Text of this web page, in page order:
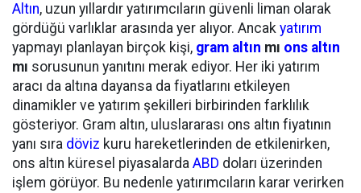
Altın, uzun yıllardır yatırımcıların güvenli liman olarak
gördüğü varlıklar arasında yer alıyor. Ancak yatırım
yapmayı planlayan birçok kişi, gram altın mı ons altın
mı sorusunun yanıtını merak ediyor. Her iki yatırım
aracı da altına dayansa da fiyatlarını etkileyen
dinamikler ve yatırım şekilleri birbirinden farklılık
gösteriyor. Gram altın, uluslararası ons altın fiyatının
yanı sıra döviz kuru hareketlerinden de etkilenirken,
ons altın küresel piyasalarda ABD doları üzerinden
işlem görüyor. Bu nedenle yatırımcıların karar verirken